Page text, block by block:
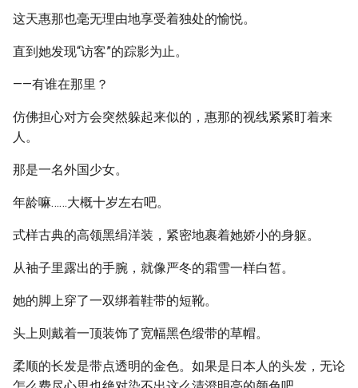
这天惠那也毫无理由地享受着独处的愉悦。
直到她发现“访客”的踪影为止。
——有谁在那里？
仿佛担心对方会突然躲起来似的，惠那的视线紧紧盯着来
人。
那是一名外国少女。
年龄嘛……大概十岁左右吧。
式样古典的高领黑绢洋装，紧密地裹着她娇小的身躯。
从袖子里露出的手腕，就像严冬的霜雪一样白皙。
她的脚上穿了一双绑着鞋带的短靴。
头上则戴着一顶装饰了宽幅黑色缎带的草帽。
柔顺的长发是带点透明的金色。如果是日本人的头发，无论